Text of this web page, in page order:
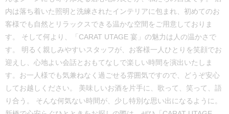
内は落ち着いた照明と洗練されたインテリアに包まれ、初めてのお
客様でも自然とリラックスできる温かな空間をご用意しておりま
す。 そして何より、「CARAT UTAGE 宴」の魅力は人の温かさで
す。 明るく親しみやすいスタッフが、お客様一人ひとりを笑顔でお
迎えし、心地よい会話とおもてなしで楽しい時間を演出いたしま
す。お一人様でも気兼ねなく過ごせる雰囲気ですので、どうぞ安心
してお越しください。 美味しいお酒を片手に、歌って、笑って、語
り合う。 そんな何気ない時間が、少し特別な思い出になるように。